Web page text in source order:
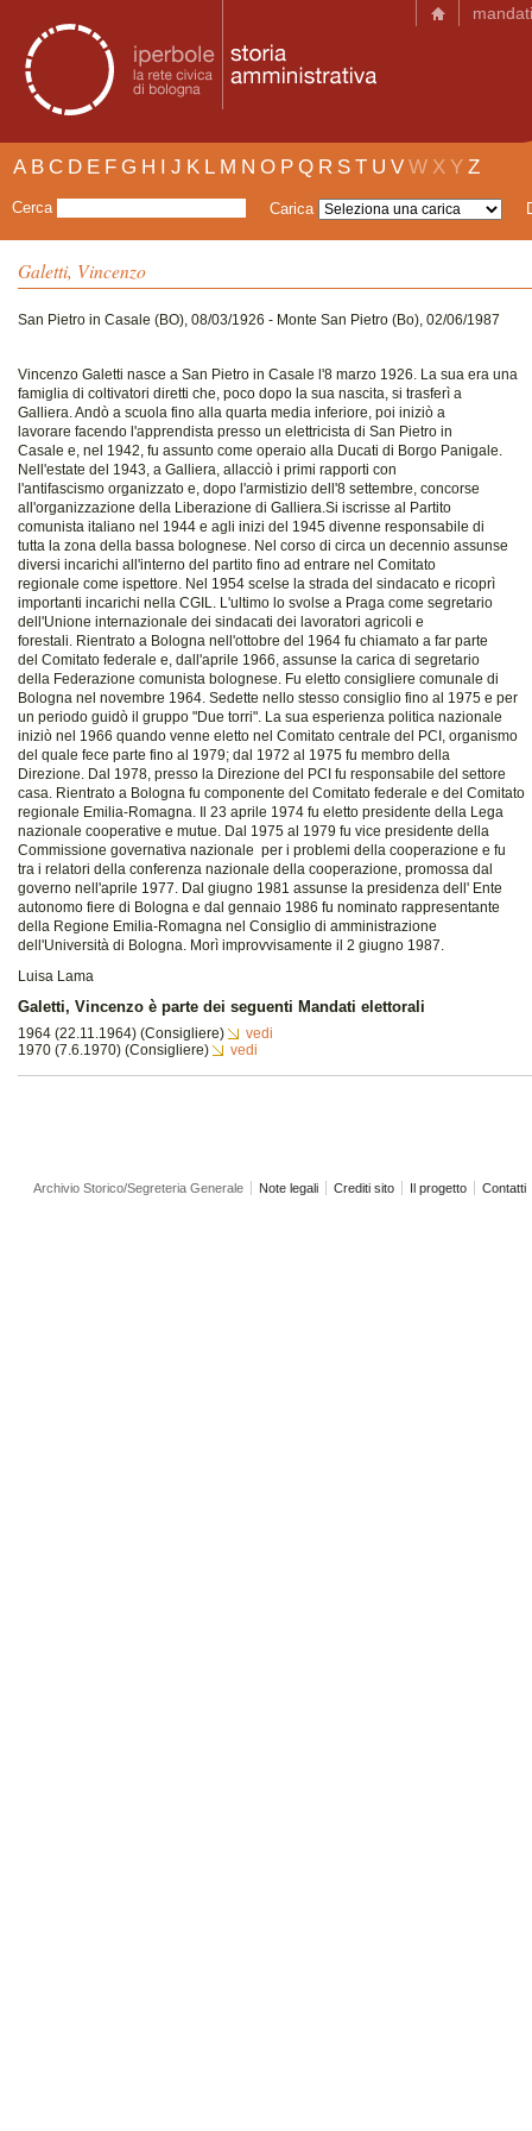
mandati
A B C D E F G H I J K L M N O P Q R S T U V W X Y Z
Cerca Carica
Galetti, Vincenzo
San Pietro in Casale (BO), 08/03/1926 - Monte San Pietro (Bo), 02/06/1987
Vincenzo Galetti nasce a San Pietro in Casale l'8 marzo 1926. La sua era una
famiglia di coltivatori diretti che, poco dopo la sua nascita, si trasferì a
Galliera. Andò a scuola fino alla quarta media inferiore, poi iniziò a
lavorare facendo l'apprendista presso un elettricista di San Pietro in
Casale e, nel 1942, fu assunto come operaio alla Ducati di Borgo Panigale.
Nell'estate del 1943, a Galliera, allacciò i primi rapporti con
l'antifascismo organizzato e, dopo l'armistizio dell'8 settembre, concorse
all'organizzazione della Liberazione di Galliera.Si iscrisse al Partito
comunista italiano nel 1944 e agli inizi del 1945 divenne responsabile di
tutta la zona della bassa bolognese. Nel corso di circa un decennio assunse
diversi incarichi all'interno del partito fino ad entrare nel Comitato
regionale come ispettore. Nel 1954 scelse la strada del sindacato e ricoprì
importanti incarichi nella CGIL. L'ultimo lo svolse a Praga come segretario
dell'Unione internazionale dei sindacati dei lavoratori agricoli e
forestali. Rientrato a Bologna nell'ottobre del 1964 fu chiamato a far parte
del Comitato federale e, dall'aprile 1966, assunse la carica di segretario
della Federazione comunista bolognese. Fu eletto consigliere comunale di
Bologna nel novembre 1964. Sedette nello stesso consiglio fino al 1975 e per
un periodo guidò il gruppo "Due torri". La sua esperienza politica nazionale
iniziò nel 1966 quando venne eletto nel Comitato centrale del PCI, organismo
del quale fece parte fino al 1979; dal 1972 al 1975 fu membro della
Direzione. Dal 1978, presso la Direzione del PCI fu responsabile del settore
casa. Rientrato a Bologna fu componente del Comitato federale e del Comitato
regionale Emilia-Romagna. Il 23 aprile 1974 fu eletto presidente della Lega
nazionale cooperative e mutue. Dal 1975 al 1979 fu vice presidente della
Commissione governativa nazionale per i problemi della cooperazione e fu
tra i relatori della conferenza nazionale della cooperazione, promossa dal
governo nell'aprile 1977. Dal giugno 1981 assunse la presidenza dell' Ente
autonomo fiere di Bologna e dal gennaio 1986 fu nominato rappresentante
della Regione Emilia-Romagna nel Consiglio di amministrazione
dell'Università di Bologna. Morì improvvisamente il 2 giugno 1987.
Luisa Lama
Galetti, Vincenzo è parte dei seguenti Mandati elettorali
1964 (22.11.1964) (Consigliere)
vedi
1970 (7.6.1970) (Consigliere)
vedi
Archivio Storico/Segreteria Generale Note legali Crediti sito Il progetto Contatti